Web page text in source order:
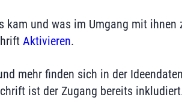
kam und was im Umgang mit ihnen
Aktivieren.
mehr finden sich in der
ist der Zugang bereits